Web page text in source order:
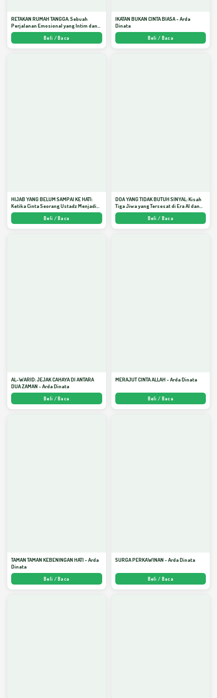
RETAKAN RUMAH TANGGA: Sebuah
Perjalanan Emosional yang Intim dan
Mendalam - Arda Dinata
Beli / Baca
IKATAN BUKAN CINTA BIASA - Arda
Dinata
Beli / Baca
HIJAB YANG BELUM SAMPAI KE HATI:
Ketika Cinta Seorang Ustadz Menjadi
Cermin yang Paling Kejam - Arda
Beli / Baca
DOA YANG TIDAK BUTUH SINYAL: Kisah
Tiga Jiwa yang Tersesat di Era AI dan
Menemukan Jalan Pulang di Bulan
Ramadhan" - Arda Dinata
Beli / Baca
AL-WARID: JEJAK CAHAYA DI ANTARA
DUA ZAMAN - Arda Dinata
Beli / Baca
MERAJUT CINTA ALLAH - Arda Dinata
Beli / Baca
TAMAN TAMAN KEBENINGAN HATI - Arda
Dinata
Beli / Baca
SURGA PERKAWINAN - Arda Dinata
Beli / Baca